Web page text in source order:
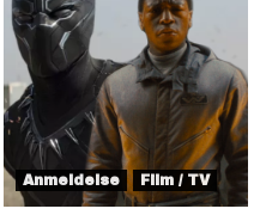
Anmeldelse Film / TV